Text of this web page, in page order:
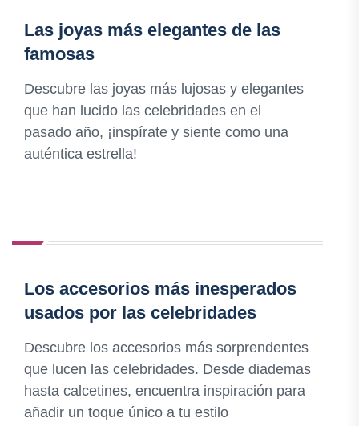
Las joyas más elegantes de las
famosas
Descubre las joyas más lujosas y elegantes
que han lucido las celebridades en el
pasado año, ¡inspírate y siente como una
auténtica estrella!
Los accesorios más inesperados
usados por las celebridades
Descubre los accesorios más sorprendentes
que lucen las celebridades. Desde diademas
hasta calcetines, encuentra inspiración para
añadir un toque único a tu estilo